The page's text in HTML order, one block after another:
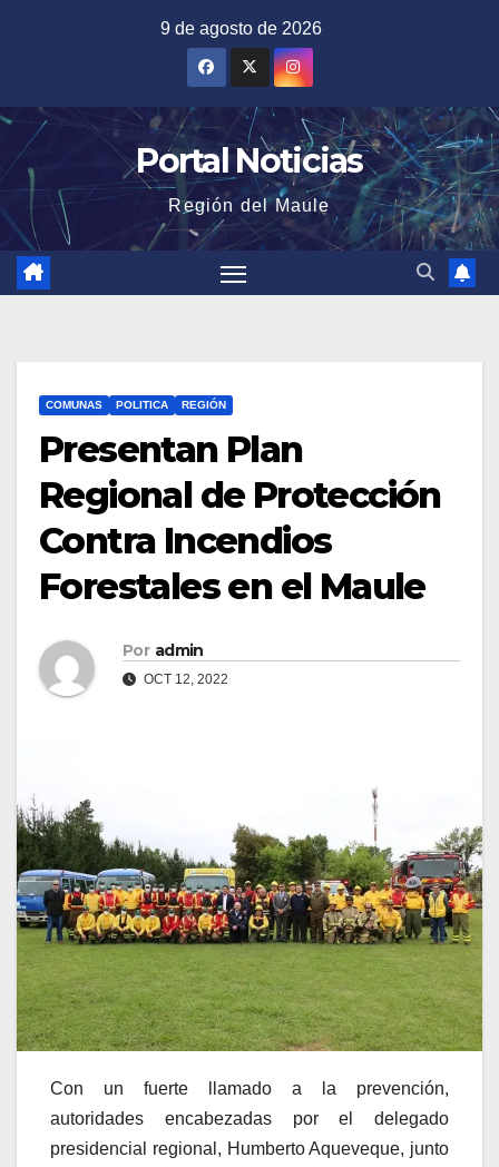
9 de agosto de 2026
Portal Noticias
Región del Maule
COMUNAS POLITICA REGIÓN
Presentan Plan
Regional de Protección
Contra Incendios
Forestales en el Maule
Por admin
OCT 12, 2022
Con un fuerte llamado a la prevención,
autoridades encabezadas por el delegado
presidencial regional, Humberto Aqueveque, junto